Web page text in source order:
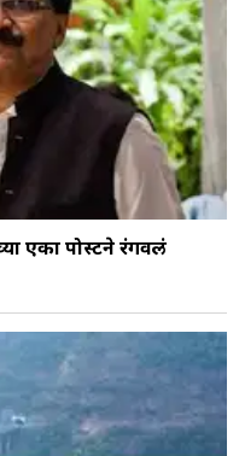
एका पोस्टने रंगवलं